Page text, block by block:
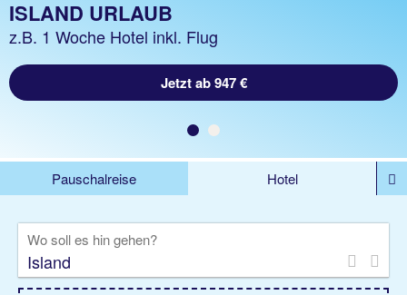
ISLAND URLAUB
z.B. 1 Woche Hotel inkl. Flug
Jetzt ab 947 €
Pauschalreise
Hotel
Kreuzfahrten
Rundreisen
Privattransfer
Zusatzleistungen
Wo soll es hin gehen?